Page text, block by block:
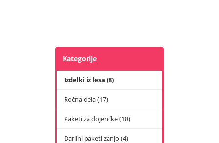
Kategorije
Izdelki iz lesa (8)
Ročna dela (17)
Paketi za dojenčke (18)
Darilni paketi zanjo (4)